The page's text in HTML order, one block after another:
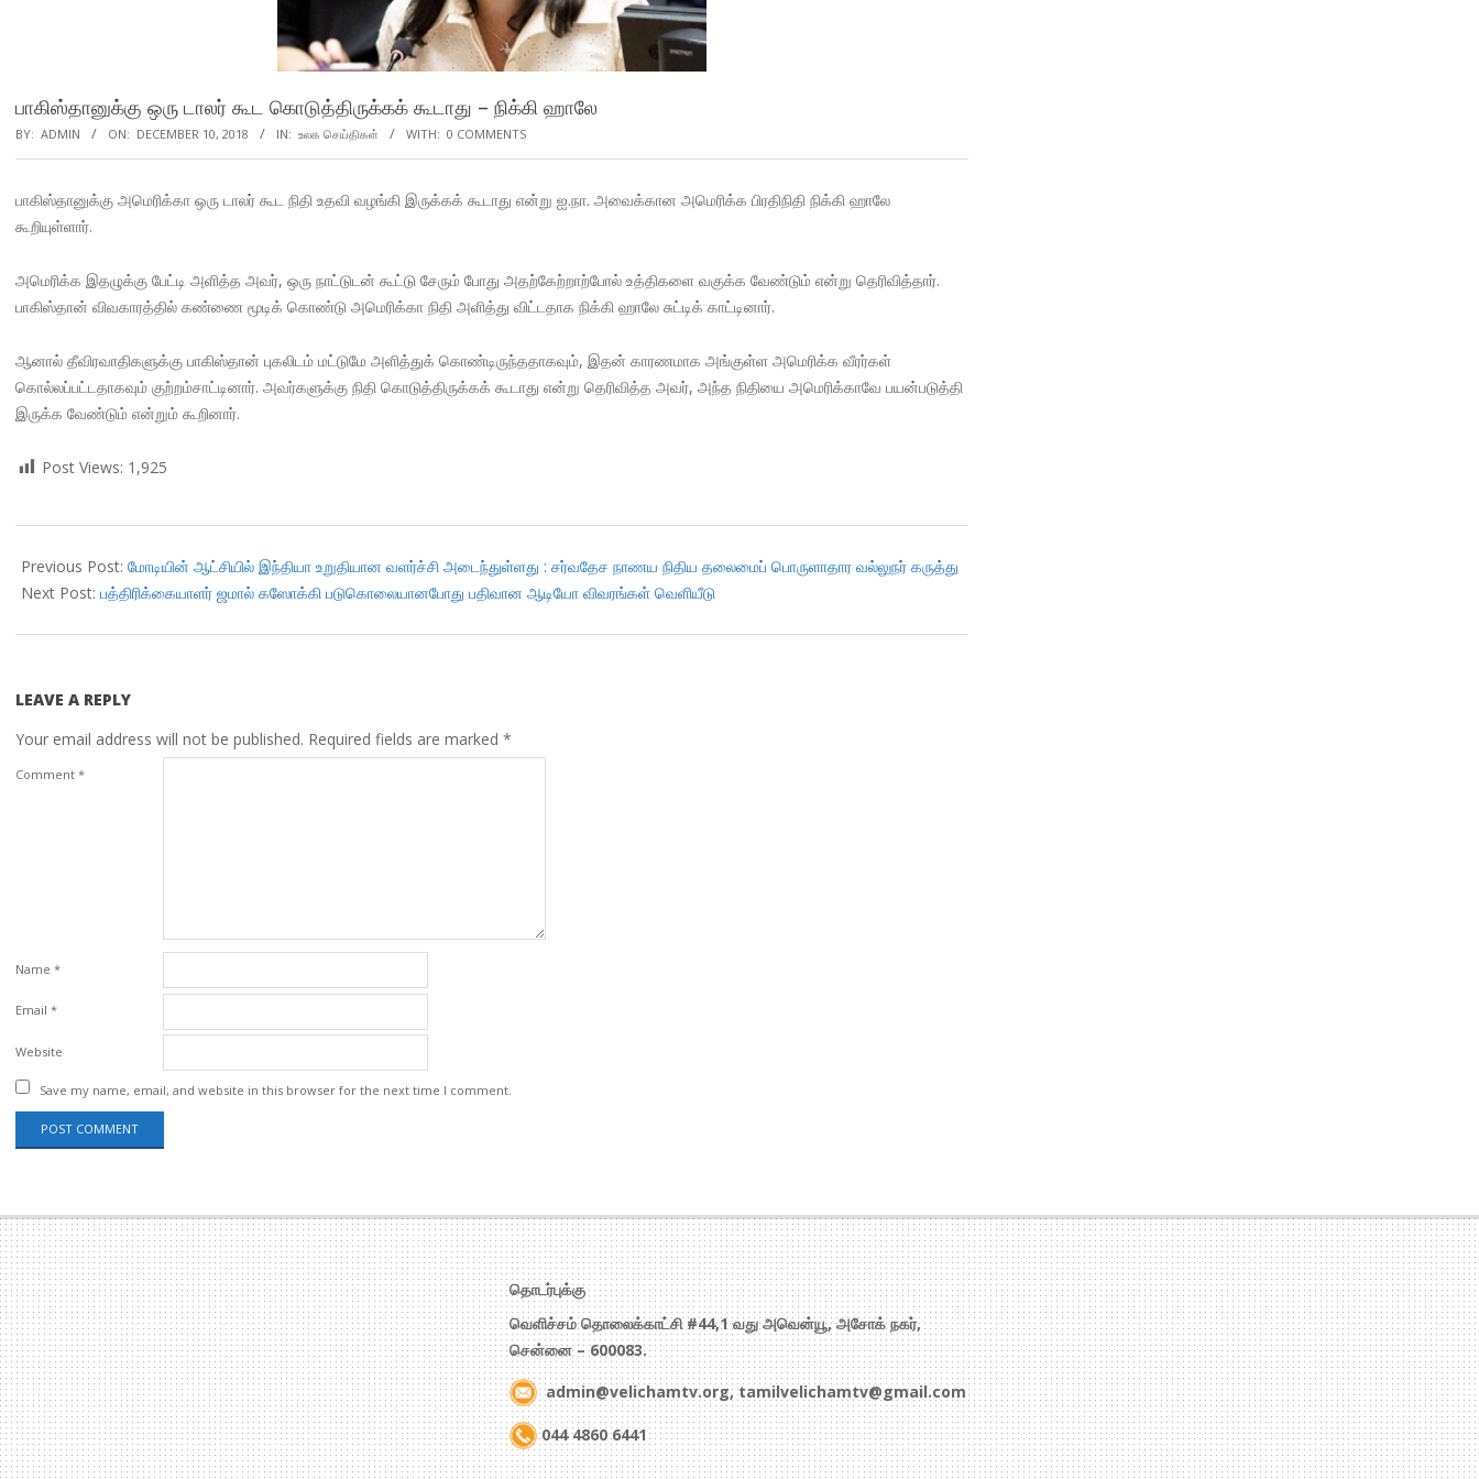
பாகிஸ்தானுக்கு ஒரு டாலர் கூட கொடுத்திருக்கக் கூடாது – நிக்கி ஹாலே
BY: ADMIN ON: DECEMBER 10, 2018 IN: உலக செய்திகள் WITH: 0 COMMENTS
பாகிஸ்தானுக்கு அமெரிக்கா ஒரு டாலர் கூட நிதி உதவி வழங்கி இருக்கக் கூடாது என்று ஐ.நா. அவைக்கான அமெரிக்க பிரதிநிதி நிக்கி ஹாலே
கூறியுள்ளார்.
அமெரிக்க இதழுக்கு பேட்டி அளித்த அவர், ஒரு நாட்டுடன் கூட்டு சேரும் போது அதற்கேற்றாற்போல் உத்திகளை வகுக்க வேண்டும் என்று தெரிவித்தார்.
பாகிஸ்தான் விவகாரத்தில் கண்ணை மூடிக் கொண்டு அமெரிக்கா நிதி அளித்து விட்டதாக நிக்கி ஹாலே சுட்டிக் காட்டினார்.
ஆனால் தீவிரவாதிகளுக்கு பாகிஸ்தான் புகலிடம் மட்டுமே அளித்துக் கொண்டிருந்ததாகவும், இதன் காரணமாக அங்குள்ள அமெரிக்க வீரர்கள்
கொல்லப்பட்டதாகவும் குற்றம்சாட்டினார். அவர்களுக்கு நிதி கொடுத்திருக்கக் கூடாது என்று தெரிவித்த அவர், அந்த நிதியை அமெரிக்காவே பயன்படுத்தி
இருக்க வேண்டும் என்றும் கூறினார்.
Post Views: 1,925
12-
10
Previous Post: மோடியின் ஆட்சியில் இந்தியா உறுதியான வளர்ச்சி அடைந்துள்ளது : சர்வதேச நாணய நிதிய தலைமைப் பொருளாதார வல்லுநர் கருத்து
Next Post: பத்திரிக்கையாளர் ஜமால் கஸோக்கி படுகொலையானபோது பதிவான ஆடியோ விவரங்கள் வெளியீடு
LEAVE A REPLY
Your email address will not be published. Required fields are marked *
Comment *
Name *
Email *
Website
Save my name, email, and website in this browser for the next time I comment.
தொடர்புக்கு
வெளிச்சம் தொலைக்காட்சி #44,1 வது அவென்யூ, அசோக் நகர்,
சென்னை – 600083.
admin@velichamtv.org, tamilvelichamtv@gmail.com
044 4860 6441